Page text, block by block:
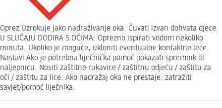
Oprez Uzrokuje jako nadraživanje oka. Čuvati izvan dohvata djece.
U SLUČAJU DODIRA S OČIMA: Oprezno ispirati vodom nekoliko
minuta. Ukoliko je moguće, ukloniti eventualne kontaktne leće.
Nastavi Ako je potrebna liječnička pomoć pokazati spremnik ili
naljepnicu. Nositi zaštitne rukavice / zaštitnu odjeću / zaštitu za
oči / zaštitu za lice. Ako nadražaj oka ne prestaje: zatražiti
savjet/pomoć liječnika.